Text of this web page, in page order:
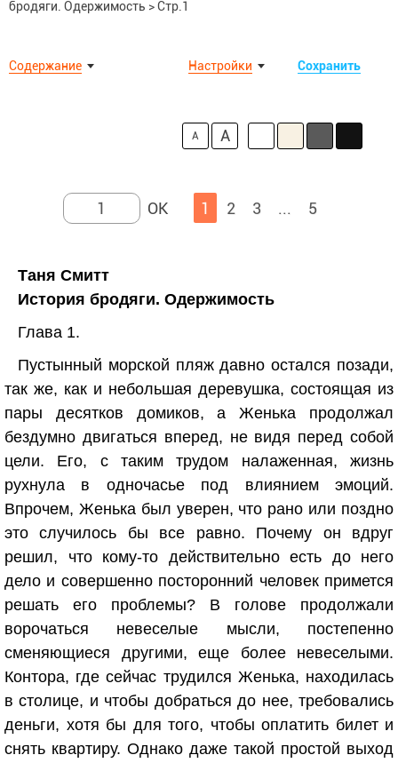
бродяги. Одержимость >Стр.1
Содержание Сохранить
Настройки
A A
1 2 3 ... 5
Таня Смитт
История бродяги. Одержимость
Глава 1.
Пустынный морской пляж давно остался позади,
так же, как и небольшая деревушка, состоящая из
пары десятков домиков, а Женька продолжал
бездумно двигаться вперед, не видя перед собой
цели. Его, с таким трудом налаженная, жизнь
рухнула в одночасье под влиянием эмоций.
Впрочем, Женька был уверен, что рано или поздно
это случилось бы все равно. Почему он вдруг
решил, что кому-то действительно есть до него
дело и совершенно посторонний человек примется
решать его проблемы? В голове продолжали
ворочаться невеселые мысли, постепенно
сменяющиеся другими, еще более невеселыми.
Контора, где сейчас трудился Женька, находилась
в столице, и чтобы добраться до нее, требовались
деньги, хотя бы для того, чтобы оплатить билет и
снять квартиру. Однако даже такой простой выход